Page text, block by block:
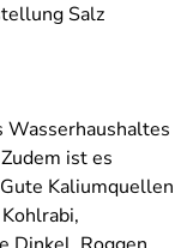
Salz
ist es
Kaliumquellen